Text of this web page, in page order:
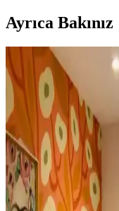
Ayrıca Bakınız
Günümüz Atma
Estetik
Atma battaniyelerde
ödün verirken, pamuk ve
sıcaklık sunuyor.
dengeyi ortaya koyuyor.
Küçük Oturma
ve Dekorasyon